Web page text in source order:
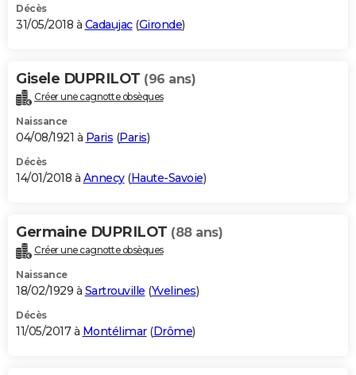
Décès
31/05/2018 à Cadaujac(Gironde)
Gisele DUPRILOT (96 ans)
Créer une cagnotte obsèques
Naissance
04/08/1921 à Paris (Paris)
Décès
14/01/2018 à Annecy(Haute-Savoie)
Germaine DUPRILOT (88 ans)
Créer une cagnotte obsèques
Naissance
18/02/1929 à Sartrouville (Yvelines)
Décès
11/05/2017 à Montélimar(Drôme)